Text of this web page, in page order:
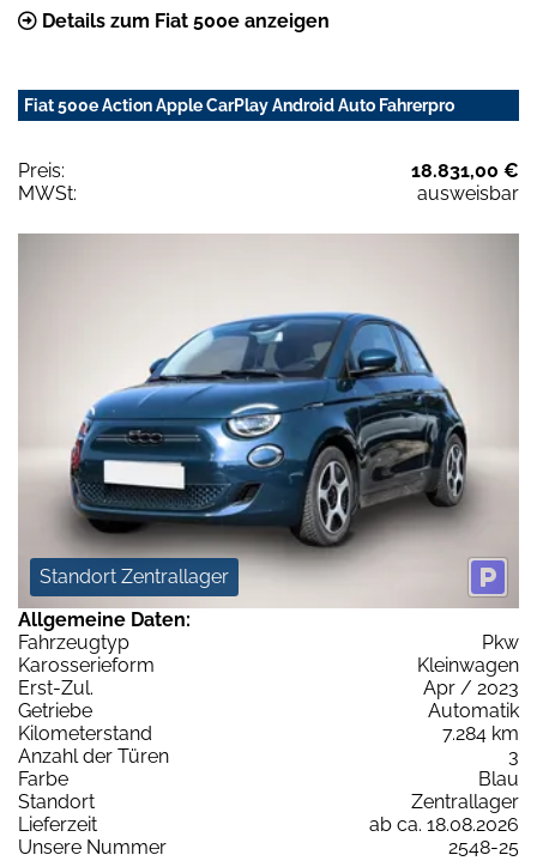
Details zum Fiat 500e anzeigen
Fiat 500e Action Apple CarPlay Android Auto Fahrerpro
Preis:
18.831,00 €
MWSt:
ausweisbar
Standort Zentrallager
Allgemeine Daten:
Fahrzeugtyp
Pkw
Karosserieform
Kleinwagen
Erst-Zul.
Apr / 2023
Getriebe
Automatik
Kilometerstand
7.284 km
Anzahl der Türen
3
Farbe
Blau
Standort
Zentrallager
Lieferzeit
ab ca. 18.08.2026
Unsere Nummer
2548-25